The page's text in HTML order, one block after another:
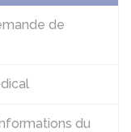
de
du